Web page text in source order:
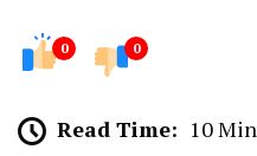
0 0
Read Time: 10